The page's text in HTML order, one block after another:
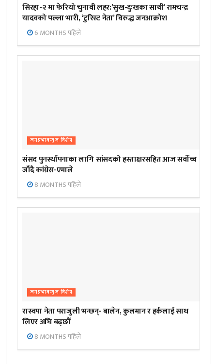
सिरहा-२ मा फेरियो चुनावी लहर:’सुख-दुःखका साथी’ रामचन्द्र
यादवको पल्ला भारी, ‘टुरिस्ट नेता’ विरुद्ध जनआक्रोश
6 MONTHS पहिले
जनप्रभाबन्युज विशेष
संसद पुनर्स्थापनाका लागि सांसदको हस्ताक्षरसहित आज सर्वोच्च
जाँदै कांग्रेस-एमाले
8 MONTHS पहिले
जनप्रभाबन्युज विशेष
रास्वपा नेता पराजुली भन्छन्- बालेन, कुलमान र हर्कलाई साथ
लिएर अघि बढ्छौँ
8 MONTHS पहिले